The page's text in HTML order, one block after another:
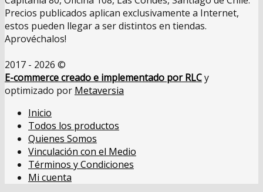
Precios publicados aplican exclusivamente a Internet,
estos pueden llegar a ser distintos en tiendas.
Aprovéchalos!
2017 - 2026 ©
E-commerce creado e implementado por RLCy
optimizado por Metaversia
Inicio
Todos los productos
Quienes Somos
Vinculación con el Medio
Términos y Condiciones
Mi cuenta